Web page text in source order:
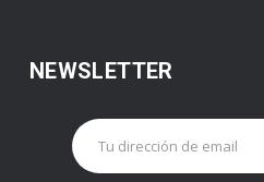
NEWSLETTER